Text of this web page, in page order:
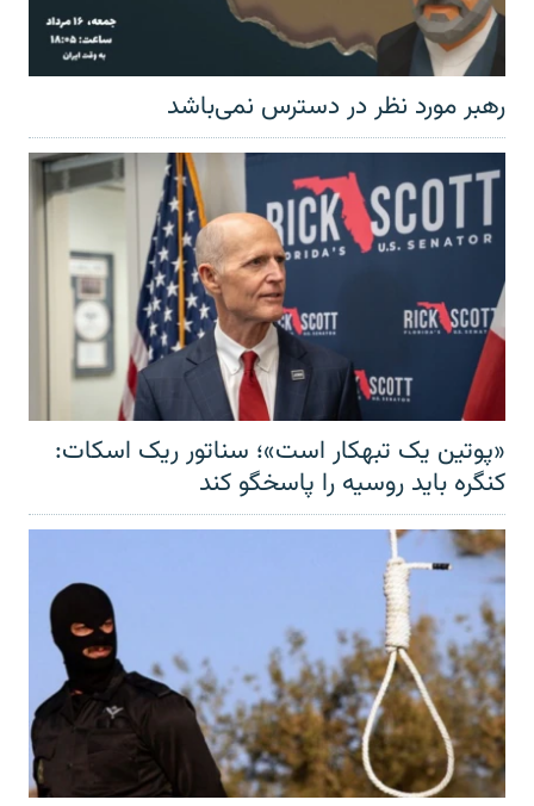
رهبر مورد نظر در دسترس نمی‌باشد
«پوتین یک تبهکار است»؛ سناتور ریک اسکات:
کنگره باید روسیه را پاسخگو کند